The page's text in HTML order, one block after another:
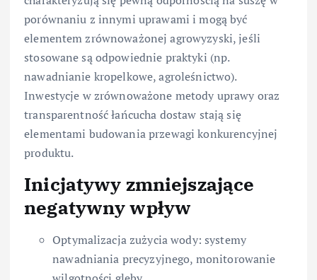
porównaniu z innymi uprawami i mogą być
elementem zrównoważonej agrowyzyski, jeśli
stosowane są odpowiednie praktyki (np.
nawadnianie kropelkowe, agroleśnictwo).
Inwestycje w zrównoważone metody uprawy oraz
transparentność łańcucha dostaw stają się
elementami budowania przewagi konkurencyjnej
produktu.
Inicjatywy zmniejszające
negatywny wpływ
Optymalizacja zużycia wody: systemy
nawadniania precyzyjnego, monitorowanie